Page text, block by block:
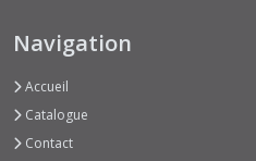
Navigation
Accueil
Catalogue
Contact